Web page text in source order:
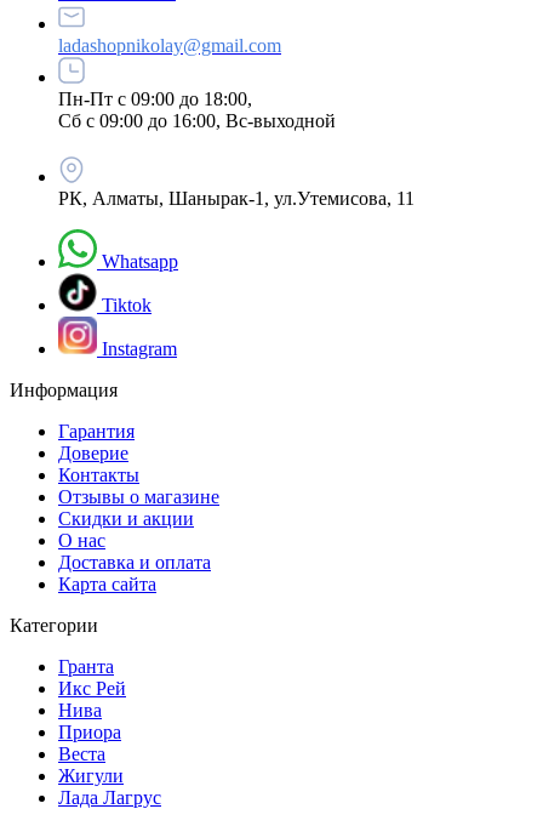
ladashopnikolay@gmail.com
Пн-Пт с 09:00 до 18:00,
Сб с 09:00 до 16:00, Вс-выходной
РК, Алматы, Шанырак-1, ул.Утемисова, 11
Whatsapp
Tiktok
Instagram
Информация
Гарантия
Доверие
Контакты
Отзывы о магазине
Скидки и акции
О нас
Доставка и оплата
Карта сайта
Категории
Гранта
Икс Рей
Нива
Приора
Веста
Жигули
Лада Лагрус